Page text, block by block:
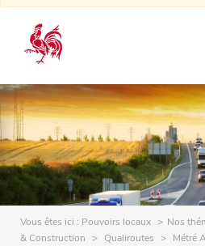
Vous êtes ici : Pouvoirs locaux Nos
& Construction
Qualiroutes
Métré